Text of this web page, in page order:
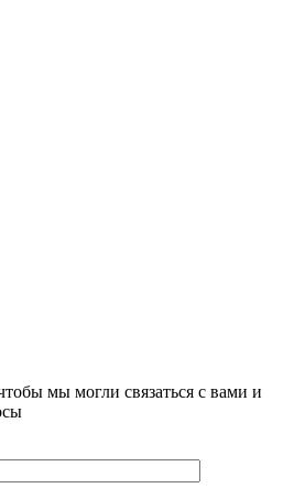
мы могли связаться с вами и